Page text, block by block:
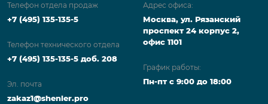
Телефон отдела продаж
+7 (495) 135-135-5
Телефон технического отдела
+7 (495) 135-135-5 доб. 208
Эл. почта
zakaz1@shenler.pro
Адрес офиса:
Москва, ул. Рязанский
проспект 24 корпус 2,
офис 1101
График работы:
Пн-пт с 9:00 до 18:00